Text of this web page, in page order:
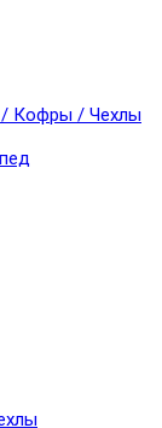
/ Кофры / Чехлы